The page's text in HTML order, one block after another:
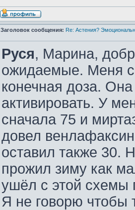
Заголовок сообщения: Re: Астения?
Руся, Марина,
ожидаемые. Меня
конечная доза.
активировать. У
сначала 75 и
довел
оставил также 30.
прожил зиму как
ушёл с этой схемы
Я не говорю чтобы